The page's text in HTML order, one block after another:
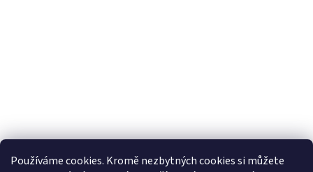
Používáme cookies. Kromě nezbytných cookies si můžete